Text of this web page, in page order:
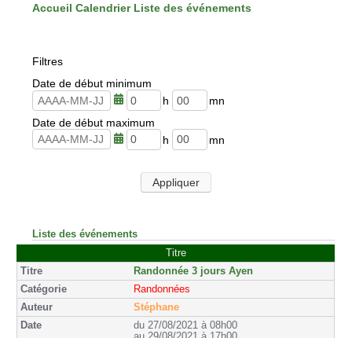
Accueil Calendrier Liste des événements
Filtres
Date de début minimum
h
e
u
r
i
n
u
e
s
Date de début maximum
n
u
Appliquer
Liste des événements
Titre
Randonnée 3 jours Ayen
Randonnées
Stéphane
du 27/08/2021 à 08h00